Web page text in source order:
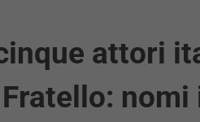
attori
Fratello: